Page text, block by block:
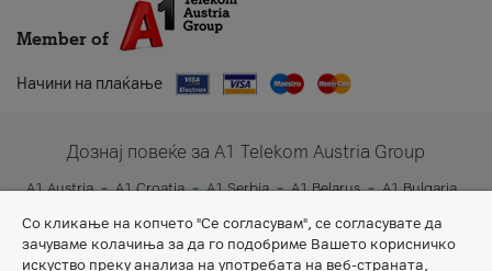
Member of
Начини на плаќање
Дознај повеќе за A1 Telekom Austria Group
A1 Austria A1 Croatia A1 Serbia A1 Belarus
A1 Bulgaria
Со кликање на копчето "Се согласувам", се согласувате да
зачуваме колачиња за да го подобриме Вашето корисничко
искуство преку анализа на употребата на веб-страната,